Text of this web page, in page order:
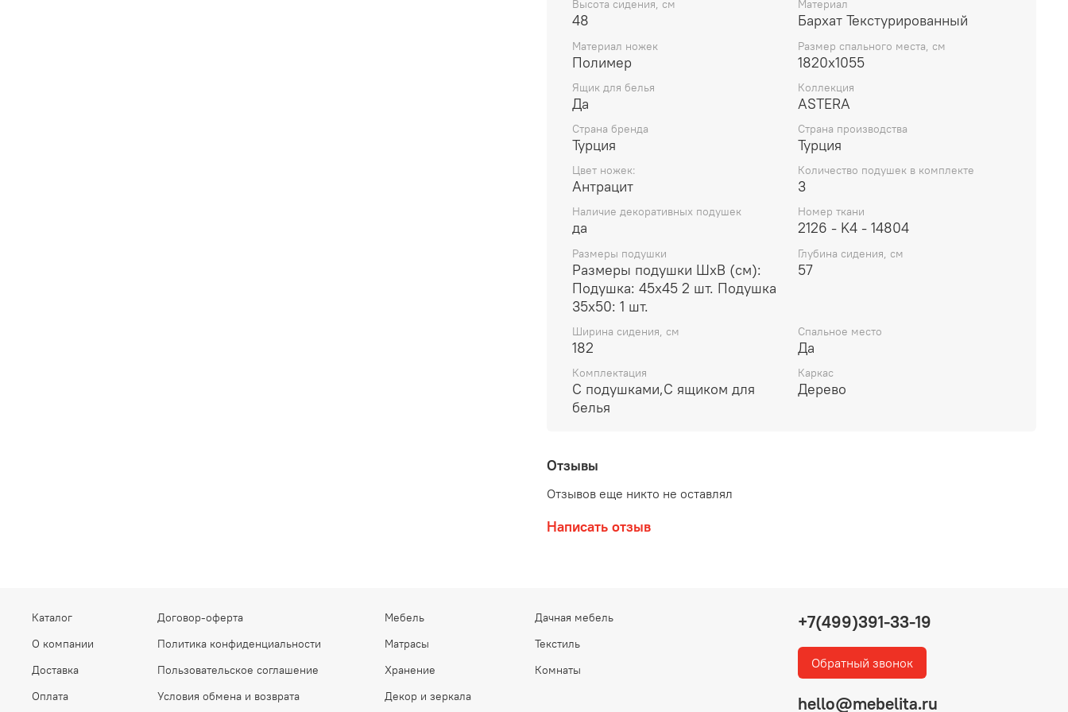
Высота сидения, см
48
Материал
Бархат Текстурированный
Материал ножек
Полимер
Размер спального места, см
1820x1055
Ящик для белья
Да
Коллекция
ASTERA
Страна бренда
Турция
Страна производства
Турция
Цвет ножек:
Антрацит
Количество подушек в комплекте
3
Наличие декоративных подушек
да
Номер ткани
2126 - K4 - 14804
Размеры подушки
Размеры подушки ШхВ (см):
Подушка: 45x45 2 шт. Подушка
35x50: 1 шт.
Глубина сидения, см
57
Ширина сидения, см
182
Спальное место
Да
Комплектация
С подушками,С ящиком для
белья
Каркас
Дерево
Отзывы
Отзывов еще никто не оставлял
Написать отзыв
Каталог
О компании
Доставка
Оплата
Договор-оферта
Политика конфиденциальности
Пользовательское соглашение
Условия обмена и возврата
Мебель
Матрасы
Хранение
Декор и зеркала
Дачная мебель
Текстиль
Комнаты
+7(499)391-33-19
Обратный звонок
hello@mebelita.ru